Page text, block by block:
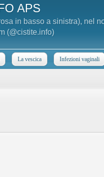
APS
in basso a sinistra), nel
(@cistite.info)
La vescica Infezioni vaginali